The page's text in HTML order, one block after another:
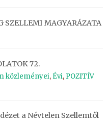
SZELLEMI MAGYARÁZATA
72.
közleményei, Évi, POZITÍV
a Névtelen Szellemtől